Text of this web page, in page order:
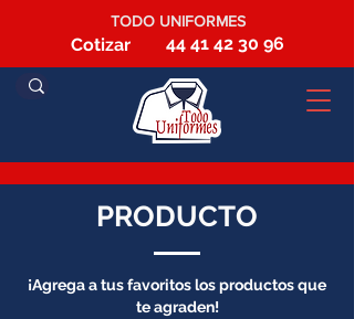
TODO UNIFORMES
Cotizar 44 41 42 30 96
PRODUCTO
¡Agrega a tus favoritos los productos que
te agraden!